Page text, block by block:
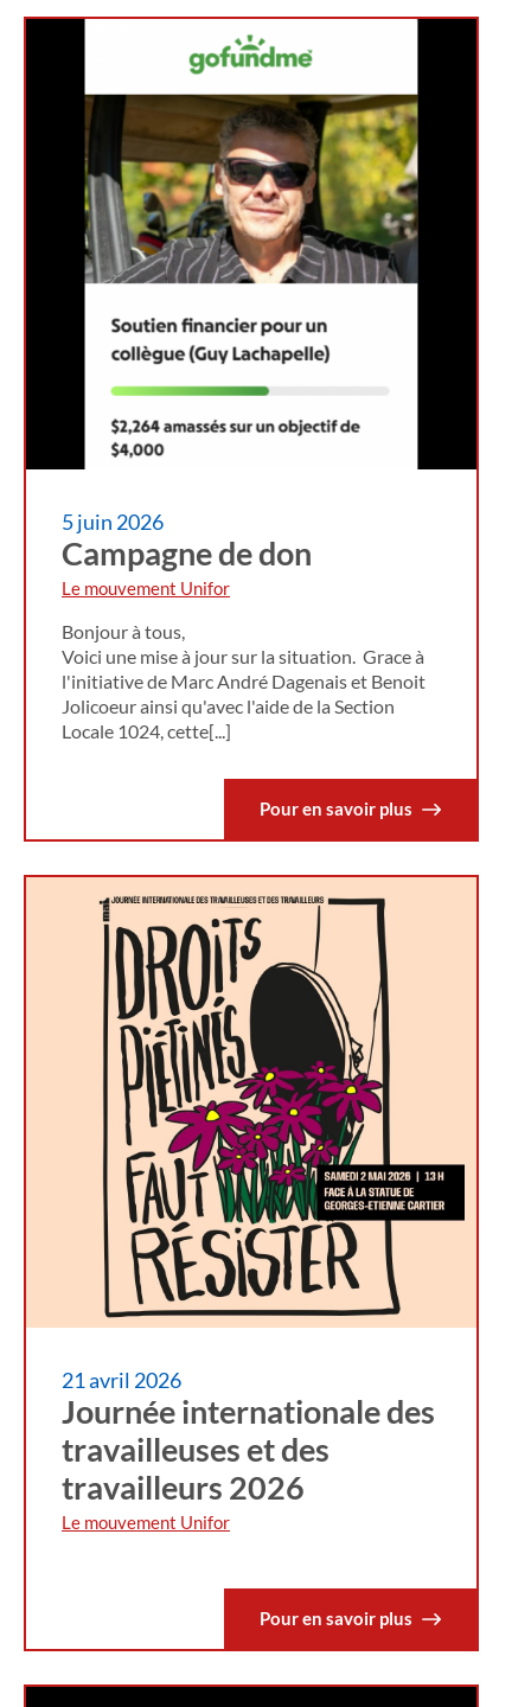
5 juin 2026
Campagne de don
Le mouvement Unifor
Bonjour à tous,
Voici une mise à jour sur la situation. Grace à
l'initiative de Marc André Dagenais et Benoit
Jolicoeur ainsi qu'avec l'aide de la Section
Locale 1024, cette[...]
Pour en savoir plus
21 avril 2026
Journée internationale des
travailleuses et des
travailleurs 2026
Le mouvement Unifor
Pour en savoir plus